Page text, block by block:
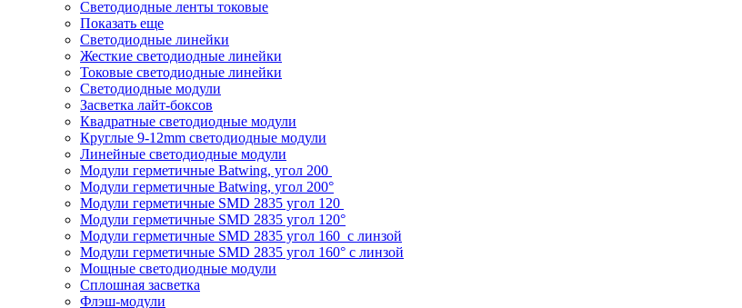
Светодиодные ленты токовые
Показать еще
Светодиодные линейки
Жесткие светодиодные линейки
Токовые светодиодные линейки
Светодиодные модули
Засветка лайт-боксов
Квадратные светодиодные модули
Круглые 9-12mm светодиодные модули
Линейные светодиодные модули
Модули герметичные Batwing, угол 200
Модули герметичные Batwing, угол 200°
Модули герметичные SMD 2835 угол 120
Модули герметичные SMD 2835 угол 120°
Модули герметичные SMD 2835 угол 160 с линзой
Модули герметичные SMD 2835 угол 160° с линзой
Мощные светодиодные модули
Сплошная засветка
Флэш-модули